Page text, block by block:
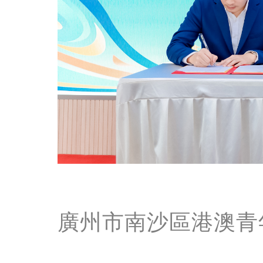
廣州市南沙區港澳